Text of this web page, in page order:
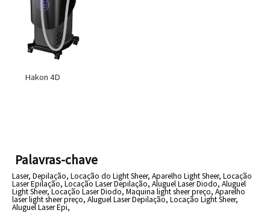
Hakon 4D
Palavras-chave
Laser, Depilação, Locação do Light Sheer, Aparelho Light Sheer, Locação
Laser Epilação, Locação Laser Depilação, Aluguel Laser Diodo,Aluguel
Light Sheer,Locação Laser Diodo, Maquina light sheer preço, Aparelho
laser light sheer preço, Aluguel Laser Depilação, Locação Light Sheer,
Aluguel Laser Epi,